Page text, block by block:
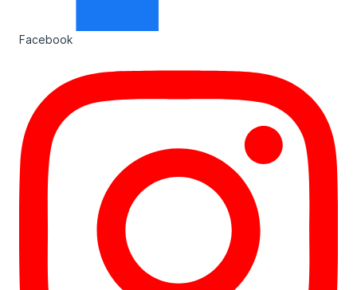
Facebook